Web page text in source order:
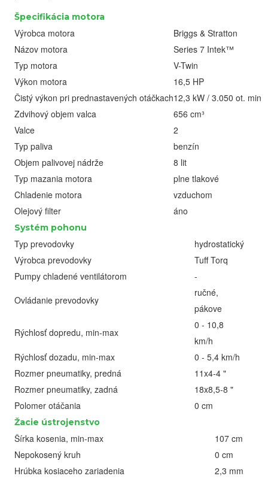
Špecifikácia motora
Výrobca motora
Briggs & Stratton
Názov motora
Series 7 Intek™
Typ motora
V-Twin
Výkon motora
16,5 HP
Čistý výkon pri prednastavených otáčkach12,3 kW / 3.050 ot. min
Zdvihový objem valca
656 cm³
Valce
2
Typ paliva
benzín
Objem palivovej nádrže
8 lit
Typ mazania motora
plne tlakové
Chladenie motora
vzduchom
Olejový filter
áno
Systém pohonu
Typ prevodovky
hydrostatický
Výrobca prevodovky
Tuff Torq
Pumpy chladené ventilátorom
-
Ovládanie prevodovky
ručné,
pákove
Rýchlosť dopredu, min-max
0 - 10,8
km/h
Rýchlosť dozadu, min-max
0 - 5,4 km/h
Rozmer pneumatiky, predná
11x4-4 "
Rozmer pneumatiky, zadná
18x8,5-8 "
Polomer otáčania
0 cm
Žacie ústrojenstvo
Šírka kosenia, min-max
107 cm
Nepokosený kruh
0 cm
Hrúbka kosiaceho zariadenia
2,3 mm